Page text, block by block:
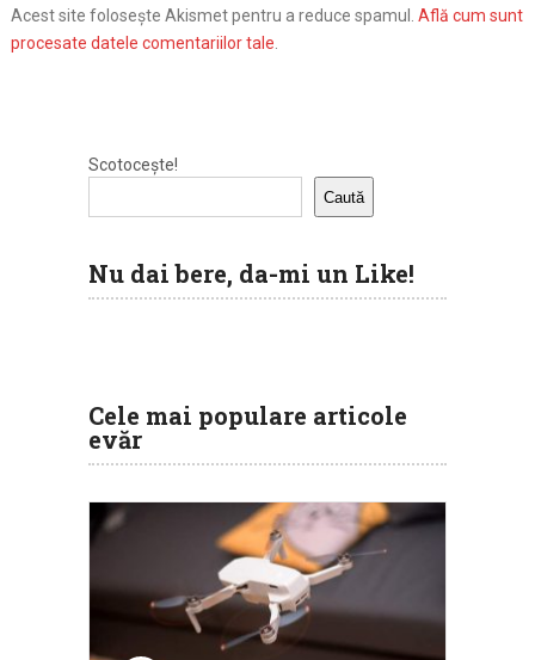
Acest site folosește Akismet pentru a reduce spamul. Află cum sunt
procesate datele comentariilor tale
Scotocește!
Caută
Nu dai bere, da-mi un Like!
Cele mai populare articole
evăr